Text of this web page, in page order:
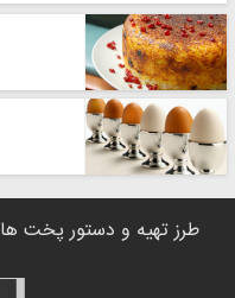
طرز تهیه و دستور پخت ها